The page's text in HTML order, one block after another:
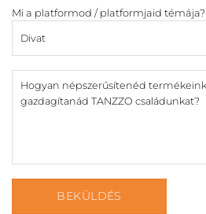
Mi a platformod / platformjaid témája?